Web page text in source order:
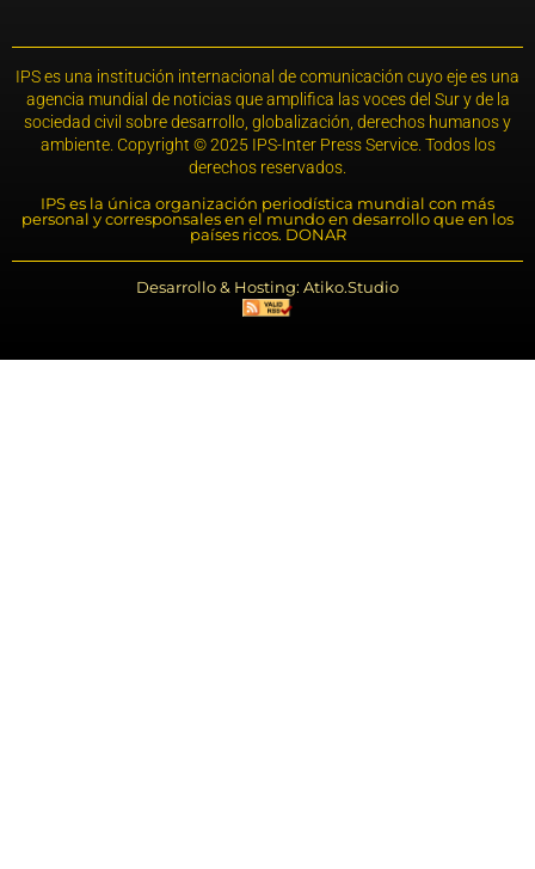
IPS es una institución internacional de comunicación cuyo eje es una
agencia mundial de noticias que amplifica las voces del Sur y de la
sociedad civil sobre desarrollo, globalización, derechos humanos y
ambiente. Copyright © 2025 IPS-Inter Press Service. Todos los
derechos reservados.
IPS es la única organización periodística mundial con más
personal y corresponsales en el mundo en desarrollo que en los
países ricos. DONAR
Desarrollo & Hosting: Atiko.Studio